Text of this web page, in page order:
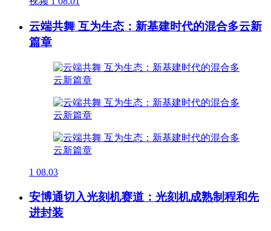
云端共舞 互为生态：新基建时代的混合多云新
篇章
1 08.03
安博通切入光刻机赛道：光刻机成熟制程和先
进封装